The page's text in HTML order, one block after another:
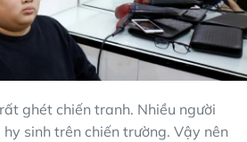
ghét chiến tranh. Nhiều người
sinh trên chiến trường. Vậy nên